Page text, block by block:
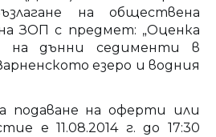
на обществена
ЗОП с предмет: „Оценка
на дънни седименти в
езеро и водния
подаване на оферти или
е 11.08.2014 г. до 17:30